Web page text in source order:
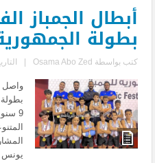
أبطال الجمباز
بطولة الجمهورية
كتب بواسطة Osama Abo Zed
واصل
9
يونس